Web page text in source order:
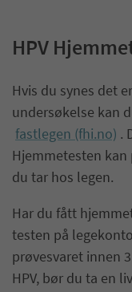
HPV
Hvis du synes det
undersøkelse kan
fastlegen (fhi.no) .
Hjemmetesten kan
du tar hos legen.
Har du fått
testen på
prøvesvaret innen
HPV, bør du ta en